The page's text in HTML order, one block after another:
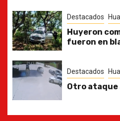
Destacados
Huyeron
fueron en
Destacados
Otro ataque